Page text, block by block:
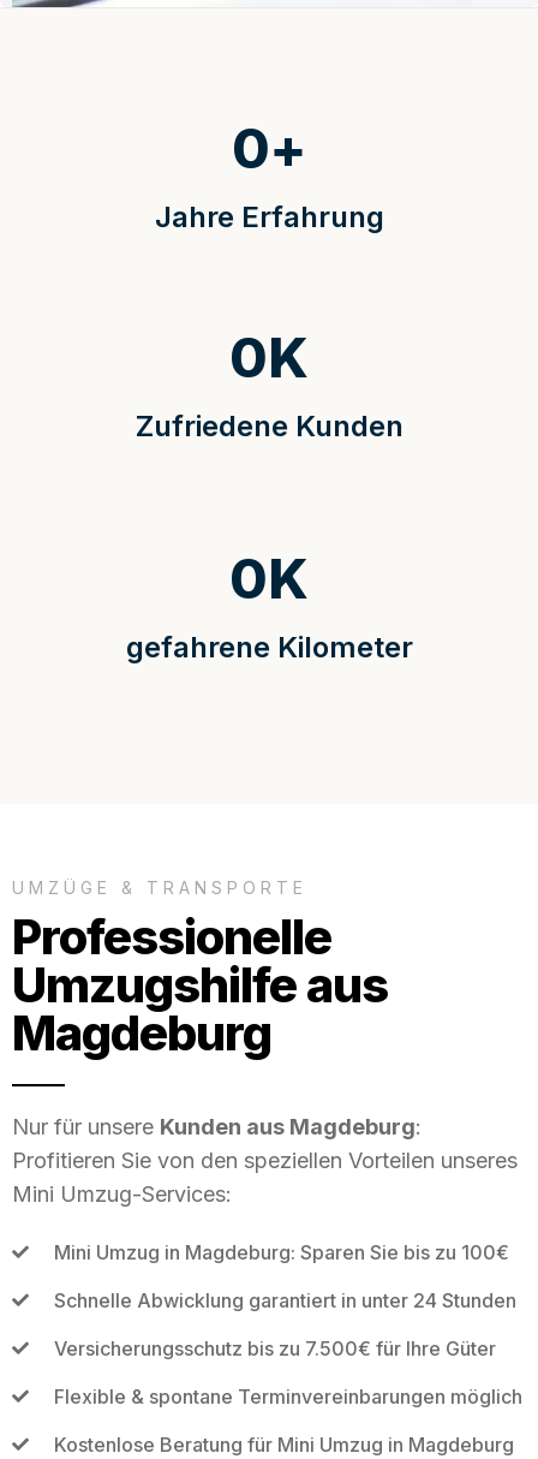
Jahre Erfahrung
0+
Zufriedene Kunden
0K
gefahrene Kilometer
0K
UMZÜGE & TRANSPORTE
Professionelle
Umzugshilfe aus
Magdeburg
Nur für unsere Kunden aus Magdeburg:
Profitieren Sie von den speziellen Vorteilen unseres
Mini Umzug-Services:
Mini Umzug in Magdeburg: Sparen Sie bis zu 100€
Schnelle Abwicklung garantiert in unter 24 Stunden
Versicherungsschutz bis zu 7.500€ für Ihre Güter
Flexible & spontane Terminvereinbarungen möglich
Kostenlose Beratung für Mini Umzug in Magdeburg